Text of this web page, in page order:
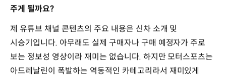
주게 될까요?
제 유튜브 채널 콘텐츠의 주요 내용은 신차 소개 및
시승기입니다. 아무래도 실제 구매자나 구매 예정자가 주로
보는 정보성 영상이라 재미는 없습니다. 하지만 모터스포츠는
아드레날린이 폭발하는 역동적인 카테고리라서 재미있게